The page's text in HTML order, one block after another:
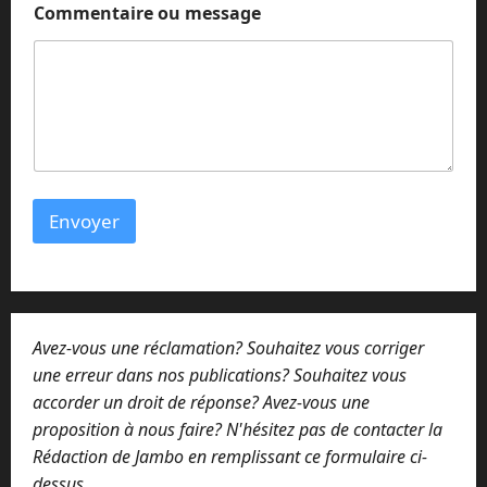
Commentaire ou message
Envoyer
Avez-vous une réclamation? Souhaitez vous corriger
une erreur dans nos publications? Souhaitez vous
accorder un droit de réponse? Avez-vous une
proposition à nous faire? N'hésitez pas de contacter la
Rédaction de Jambo en remplissant ce formulaire ci-